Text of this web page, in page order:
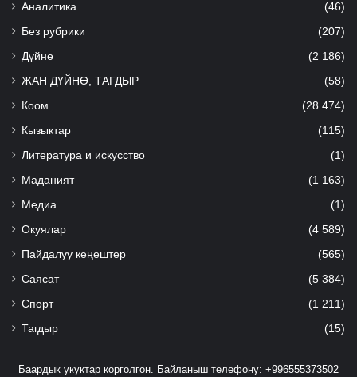
Аналитика (46)
Без рубрики (207)
Дүйнө (2 186)
ЖАН ДҮЙНӨ, ТАГДЫР (58)
Коом (28 474)
Кызыктар (115)
Литература и искусство (1)
Маданият (1 163)
Медиа (1)
Окуялар (4 589)
Пайдалуу кеңештер (565)
Саясат (5 384)
Спорт (1 211)
Тагдыр (15)
Баардык укуктар корголгон. Байланыш телефону: +996555373502